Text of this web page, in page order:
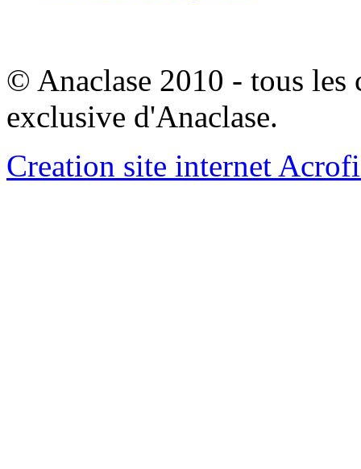
© Anaclase 2010 - tous les
exclusive d'Anaclase.
Creation site internet